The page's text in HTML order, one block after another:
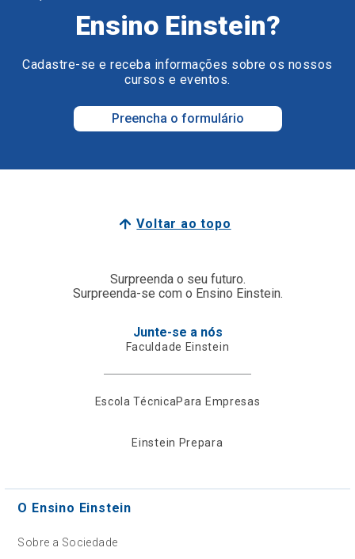
Ensino Einstein?
Cadastre-se e receba informações sobre os nossos
cursos e eventos.
Preencha o formulário
Voltar ao topo
Surpreenda o seu futuro.
Surpreenda-se com o Ensino Einstein.
Junte-se a nós
Faculdade Einstein
Escola TécnicaPara Empresas
Einstein Prepara
O Ensino Einstein
Sobre a Sociedade